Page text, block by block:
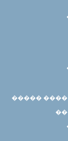
������ ���